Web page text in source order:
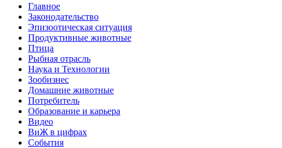
Главное
Законодательство
Эпизоотическая ситуация
Продуктивные животные
Птица
Рыбная отрасль
Наука и Технологии
Зообизнес
Домашние животные
Потребитель
Образование и карьера
Видео
ВиЖ в цифрах
События